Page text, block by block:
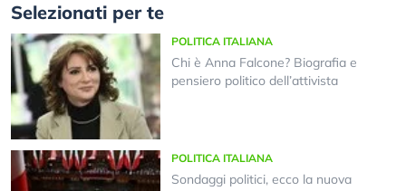
Selezionati per te
POLITICA ITALIANA
Chi è Anna Falcone? Biografia e
pensiero politico dell’attivista
POLITICA ITALIANA
Sondaggi politici, ecco la nuova